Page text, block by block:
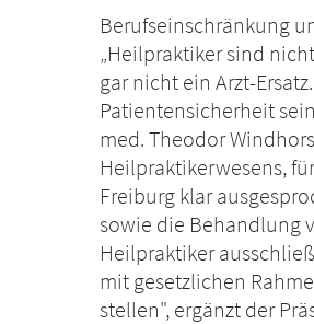
Berufseinschränkung
„Heilpraktiker sind
gar nicht ein Arzt-
Patientensicherheit
med. Theodor
Heilpraktikerwesens,
Freiburg klar
sowie die Behandlung
Heilpraktiker
mit gesetzlichen
stellen", ergänzt der